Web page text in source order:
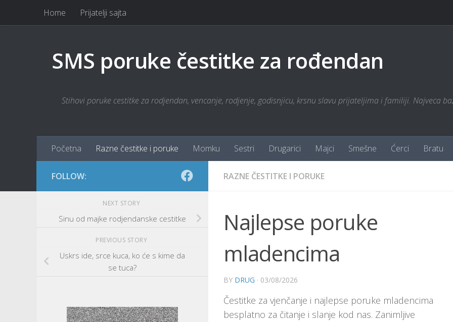
Skip to content
Home Prijatelji sajta
SMS poruke čestitke za rođendan
Stihovi poruke cestitke za rodjendan, vencanje, rodjenje, godisnjicu, krsnu slavu prijateljima i familiji. Najveca
Početna Razne čestitke i poruke Momku Sestri Drugarici Majci Smešne Ćerci Bratu
RAZNE ČESTITKE I PORUKE
Najlepse poruke
mladencima
BY DRUG · 03/08/2026
Čestitke za vjenčanje i najlepse poruke mladencima
besplatno za čitanje i slanje kod nas. Zanimljive
FOLLOW:
NEXT STORY
Sinu od majke rodjendanske cestitke
PREVIOUS STORY
Uskrs ide, srce kuca, ko će s kime da
se tuca?